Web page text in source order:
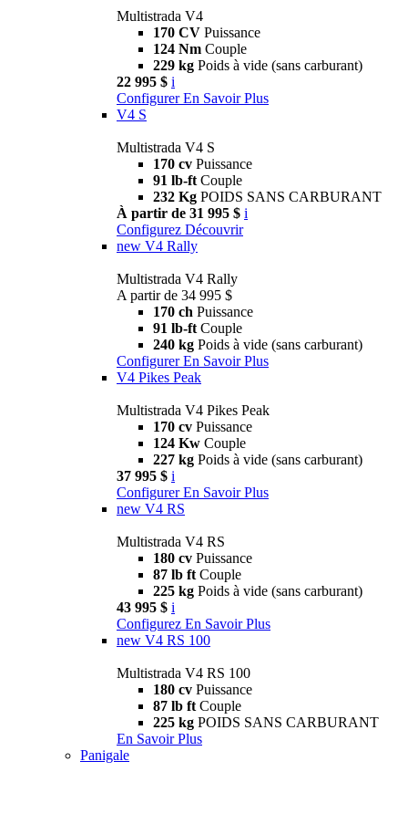
Multistrada V4
170 CV Puissance
124 Nm Couple
229 kg Poids à vide (sans carburant)
22 995 $ i
Configurer En Savoir Plus
V4 S
Multistrada V4 S
170 cv Puissance
91 lb-ft Couple
232 Kg POIDS SANS CARBURANT
À partir de 31 995 $ i
Configurez Découvrir
new V4 Rally
Multistrada V4 Rally
A partir de 34 995 $
170 ch Puissance
91 lb-ft Couple
240 kg Poids à vide (sans carburant)
Configurer En Savoir Plus
V4 Pikes Peak
Multistrada V4 Pikes Peak
170 cv Puissance
124 Kw Couple
227 kg Poids à vide (sans carburant)
37 995 $ i
Configurer En Savoir Plus
new V4 RS
Multistrada V4 RS
180 cv Puissance
87 lb ft Couple
225 kg Poids à vide (sans carburant)
43 995 $ i
Configurez En Savoir Plus
new V4 RS 100
Multistrada V4 RS 100
180 cv Puissance
87 lb ft Couple
225 kg POIDS SANS CARBURANT
En Savoir Plus
Panigale